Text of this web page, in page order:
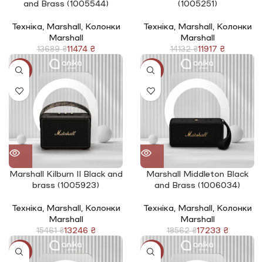
and Brass (1005544)
Техніка Marshall Колонки
Marshall
13689₴11474 ₴
(1005251)
Техніка Marshall Колонки
Marshall
14132₴11917 ₴
-14%
Marshall Kilburn || Black and
brass (1005923)
Техніка Marshall Колонки
Marshall
15461₴13246 ₴
-7%
Marshall Middleton Black
and Brass (1006034)
Техніка Marshall Колонки
Marshall
18562₴17233 ₴
-13% -13%